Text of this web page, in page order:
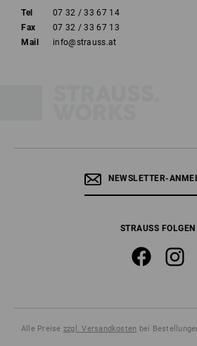
Tel
07 32 / 33 67 14
Fax
07 32 / 33 67 13
Mail
info@strauss.at
NEWSLETTER-
STRAUSS FOLGEN
Alle Preise zzgl. Versandkosten bei